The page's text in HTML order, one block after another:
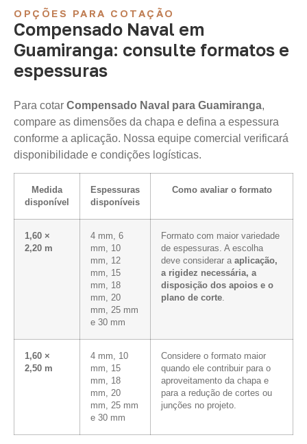
OPÇÕES PARA COTAÇÃO
Compensado Naval em
Guamiranga: consulte formatos e
espessuras
Para cotar Compensado Naval para Guamiranga,
compare as dimensões da chapa e defina a espessura
conforme a aplicação. Nossa equipe comercial verificará
disponibilidade e condições logísticas.
Medida
disponível
Espessuras
disponíveis
Como avaliar o formato
1,60 ×
2,20 m
4 mm, 6
mm, 10
mm, 12
mm, 15
mm, 18
mm, 20
mm, 25 mm
e 30 mm
Formato com maior variedade
de espessuras. A escolha
deve considerar a aplicação,
a rigidez necessária, a
disposição dos apoios e o
plano de corte.
1,60 ×
2,50 m
4 mm, 10
mm, 15
mm, 18
mm, 20
mm, 25 mm
e 30 mm
Considere o formato maior
quando ele contribuir para o
aproveitamento da chapa e
para a redução de cortes ou
junções no projeto.